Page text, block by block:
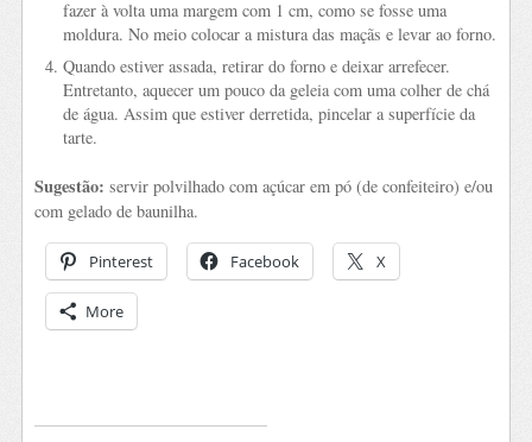
fazer à volta uma margem com 1 cm, como se fosse uma
moldura. No meio colocar a mistura das maçãs e levar ao forno.
Quando estiver assada, retirar do forno e deixar arrefecer.
Entretanto, aquecer um pouco da geleia com uma colher de chá
de água. Assim que estiver derretida, pincelar a superfície da
tarte.
Sugestão: servir polvilhado com açúcar em pó (de confeiteiro) e/ou
com gelado de baunilha.
Pinterest Facebook X
More